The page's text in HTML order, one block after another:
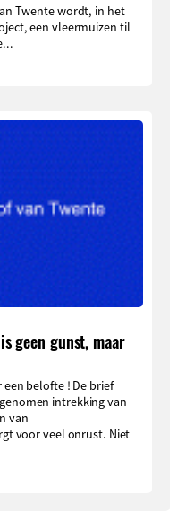
Twente wordt, in het
een vleermuizen til
geen gunst, maar
een belofte ! De brief
intrekking van
van
voor veel onrust. Niet